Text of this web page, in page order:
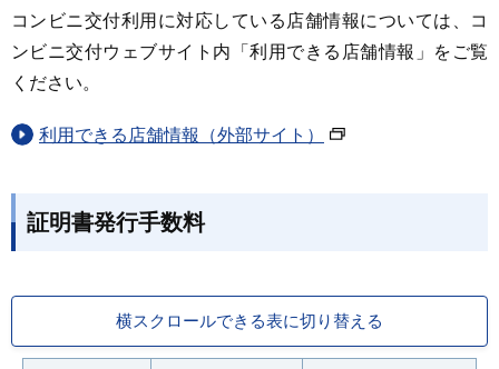
コンビニ交付利用に対応している店舗情報については、コ
ンビニ交付ウェブサイト内「利用できる店舗情報」をご覧
ください。
利用できる店舗情報（外部サイト）
証明書発行手数料
横スクロールできる表に切り替える